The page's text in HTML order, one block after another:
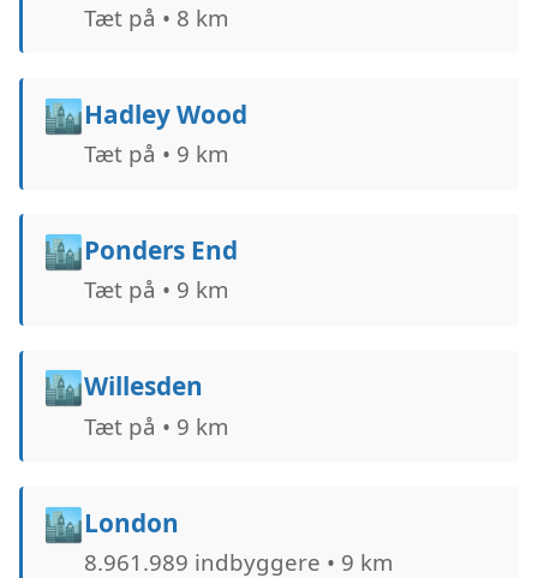
Tæt på • 8 km
🏙️Hadley Wood
Tæt på • 9 km
🏙️Ponders End
Tæt på • 9 km
🏙️Willesden
Tæt på • 9 km
🏙️London
8.961.989 indbyggere • 9 km